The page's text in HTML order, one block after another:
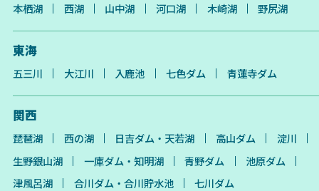
本栖湖 西湖 山中湖 河口湖 木崎湖 野尻湖
東海
五三川 大江川 入鹿池 七色ダム 青蓮寺ダム
関西
琵琶湖 西の湖 日吉ダム・天若湖 高山ダム
淀川
生野銀山湖
一庫ダム・知明湖 青野ダム
池原ダム
津風呂湖
合川ダム・合川貯水池 七川ダム